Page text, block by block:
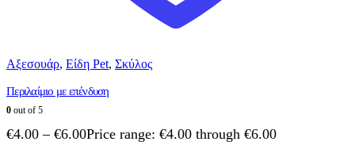
Αξεσουάρ, Είδη Pet, Σκύλος
Περιλαίμιο με επένδυση
0 out of 5
€4.00 – €6.00Price range: €4.00 through €6.00